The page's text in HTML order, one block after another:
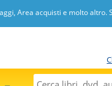
Area acquisti e molto altro.